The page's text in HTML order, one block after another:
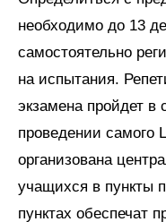
необходимо до 13
самостоятельно
на испытания.
экзамена пройдет в
проведении самого
организована
учащихся в пункты
пунктах обеспечат